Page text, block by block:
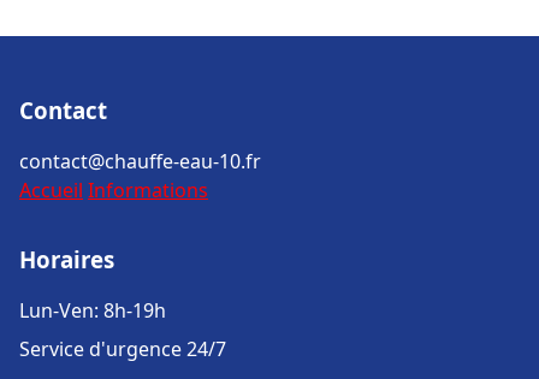
Contact
contact@chauffe-eau-10.fr
Accueil Informations
Horaires
Lun-Ven: 8h-19h
Service d'urgence 24/7